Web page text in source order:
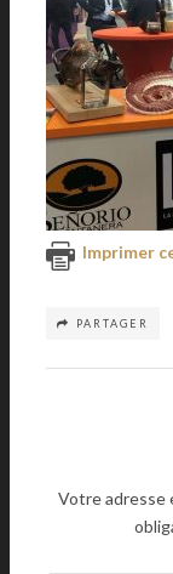
Imprimer
PARTAGER
Votre adresse